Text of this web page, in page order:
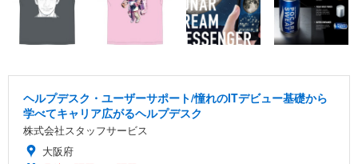
ヘルプデスク・ユーザーサポート/憧れのITデビュー基礎から
学べてキャリア広がるヘルプデスク
株式会社スタッフサービス
大阪府